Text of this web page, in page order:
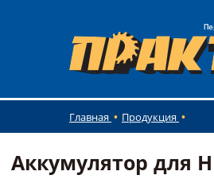
Главная Продукция
Аккумулятор для